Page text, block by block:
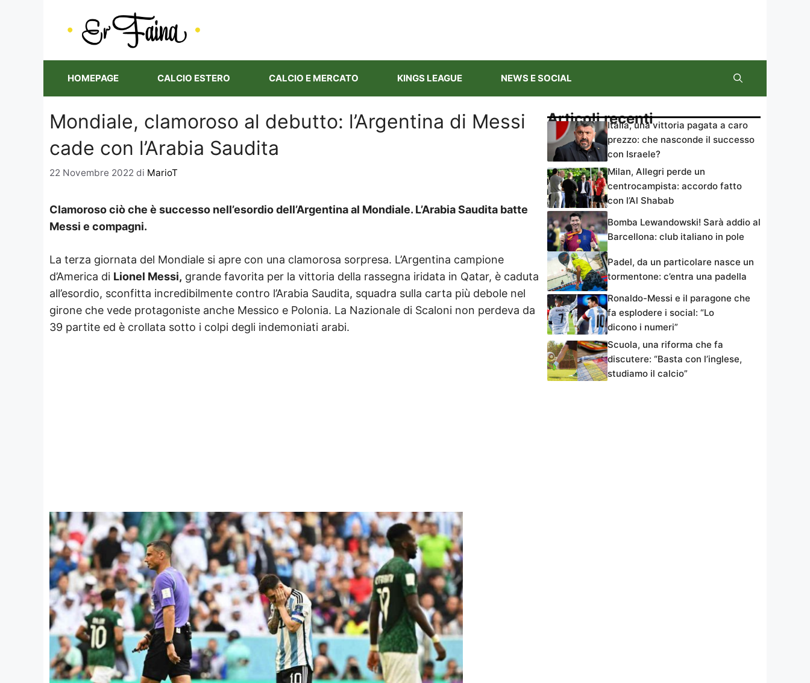
HOMEPAGE CALCIO ESTERO CALCIO E MERCATO KINGS LEAGUE NEWS E SOCIAL
Mondiale, clamoroso al debutto: l’Argentina di Messi
cade con l’Arabia Saudita
22 Novembre 2022 di MarioT
Clamoroso ciò che è successo nell’esordio dell’Argentina al Mondiale. L’Arabia Saudita batte
Messi e compagni.
La terza giornata del Mondiale si apre con una clamorosa sorpresa. L’Argentina campione
d’America di Lionel Messi, grande favorita per la vittoria della rassegna iridata in Qatar, è caduta
all’esordio, sconfitta incredibilmente contro l’Arabia Saudita, squadra sulla carta più debole nel
girone che vede protagoniste anche Messico e Polonia. La Nazionale di Scaloni non perdeva da
39 partite ed è crollata sotto i colpi degli indemoniati arabi.
Articoli recentiItalia, una vittoria pagata a caro
prezzo: che nasconde il successo
con Israele?
Milan, Allegri perde un
centrocampista: accordo fatto
con l’Al Shabab
Bomba Lewandowski! Sarà addio al
Barcellona: club italiano in pole
Padel, da un particolare nasce un
tormentone: c’entra una padella
Ronaldo-Messi e il paragone che
fa esplodere i social: “Lo
dicono i numeri”
Scuola, una riforma che fa
discutere: “Basta con l’inglese,
studiamo il calcio”